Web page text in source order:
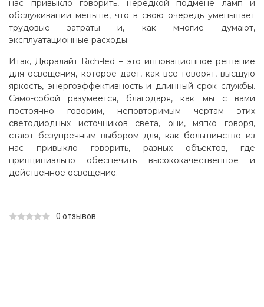
нас привыкло говорить, нередкой подмене ламп и
обслуживании меньше, что в свою очередь уменьшает
трудовые затраты и, как многие думают,
эксплуатационные расходы.
Итак, Дюралайт Rich-led – это инновационное решение
для освещения, которое дает, как все говорят, высшую
яркость, энергоэффективность и длинный срок службы.
Само-собой разумеется, благодаря, как мы с вами
постоянно говорим, неповторимым чертам этих
светодиодных источников света, они, мягко говоря,
стают безупречным выбором для, как большинство из
нас привыкло говорить, разных объектов, где
принципиально обеспечить высококачественное и
действенное освещение.
0 отзывов